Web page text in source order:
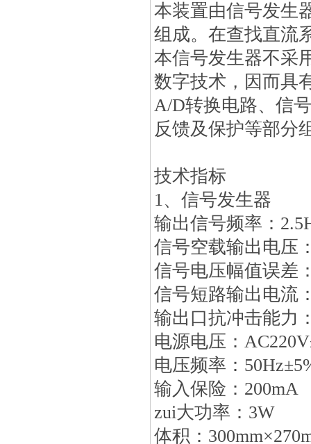
本装置由信号发生
组成。在查找直流
本信号发生器不采
数字技术，因而具
A/D转换电路、信
反馈及保护等部分
技术指标
1、信号发生器
输出信号频率：
信号空载输出电压
信号电压幅值误差
信号短路输出电流
输出口抗冲击能力
电源电压：
电压频率：
输入保险：200mA
zui大功率：3W
体积：